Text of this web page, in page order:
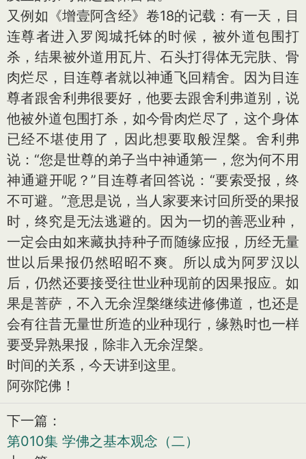
又例如《增壹阿含经》卷18的记载：有一天，目
连尊者进入罗阅城托钵的时候，被外道包围打
杀，结果被外道用瓦片、石头打得体无完肤、骨
肉烂尽，目连尊者就以神通飞回精舍。因为目连
尊者跟舍利弗很要好，他要去跟舍利弗道别，说
他被外道包围打杀，如今骨肉烂尽了，这个身体
已经不堪使用了，因此想要取般涅槃。舍利弗
说：“您是世尊的弟子当中神通第一，您为何不用
神通避开呢？”目连尊者回答说：“要索受报，终
不可避。”意思是说，当人家要来讨回所受的果报
时，终究是无法逃避的。因为一切的善恶业种，
一定会由如来藏执持种子而随缘应报，历经无量
世以后果报仍然昭昭不爽。所以成为阿罗汉以
后，仍然还要接受往世业种现前的因果报应。如
果是菩萨，不入无余涅槃继续进修佛道，也还是
会有往昔无量世所造的业种现行，缘熟时也一样
要受异熟果报，除非入无余涅槃。
时间的关系，今天讲到这里。
阿弥陀佛！
下一篇：
第010集 学佛之基本观念（二）